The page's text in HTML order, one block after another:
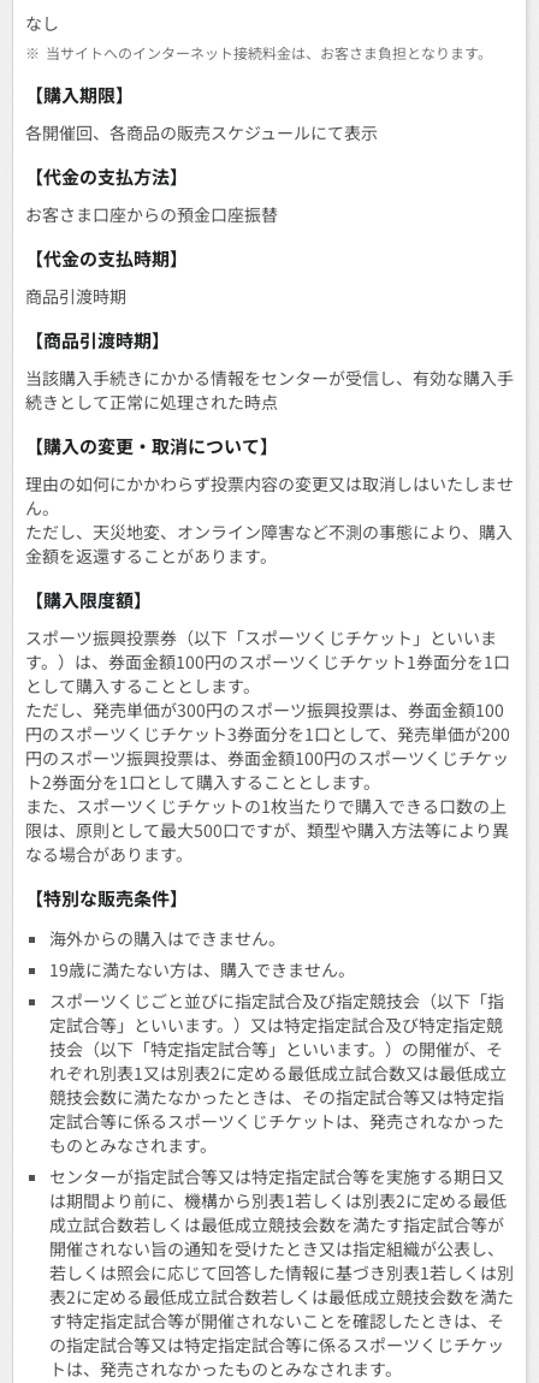
なし
※ 当サイトへのインターネット接続料金は、お客さま負担となります。
【購入期限】
各開催回、各商品の販売スケジュールにて表示
【代金の支払方法】
お客さま口座からの預金口座振替
【代金の支払時期】
商品引渡時期
【商品引渡時期】
当該購入手続きにかかる情報をセンターが受信し、有効な購入手
続きとして正常に処理された時点
【購入の変更・取消について】
理由の如何にかかわらず投票内容の変更又は取消しはいたしませ
ん。
ただし、天災地変、オンライン障害など不測の事態により、購入
金額を返還することがあります。
【購入限度額】
スポーツ振興投票券（以下「スポーツくじチケット」といいま
す。）は、券面金額100円のスポーツくじチケット1券面分を1口
として購入することとします。
ただし、発売単価が300円のスポーツ振興投票は、券面金額100
円のスポーツくじチケット3券面分を1口として、発売単価が200
円のスポーツ振興投票は、券面金額100円のスポーツくじチケッ
ト2券面分を1口として購入することとします。
また、スポーツくじチケットの1枚当たりで購入できる口数の上
限は、原則として最大500口ですが、類型や購入方法等により異
なる場合があります。
【特別な販売条件】
海外からの購入はできません。
19歳に満たない方は、購入できません。
スポーツくじごと並びに指定試合及び指定競技会（以下「指
定試合等」といいます。）又は特定指定試合及び特定指定競
技会（以下「特定指定試合等」といいます。）の開催が、そ
れぞれ別表1又は別表2に定める最低成立試合数又は最低成立
競技会数に満たなかったときは、その指定試合等又は特定指
定試合等に係るスポーツくじチケットは、発売されなかった
ものとみなされます。
センターが指定試合等又は特定指定試合等を実施する期日又
は期間より前に、機構から別表1若しくは別表2に定める最低
成立試合数若しくは最低成立競技会数を満たす指定試合等が
開催されない旨の通知を受けたとき又は指定組織が公表し、
若しくは照会に応じて回答した情報に基づき別表1若しくは別
表2に定める最低成立試合数若しくは最低成立競技会数を満た
す特定指定試合等が開催されないことを確認したときは、そ
の指定試合等又は特定指定試合等に係るスポーツくじチケッ
トは、発売されなかったものとみなされます。